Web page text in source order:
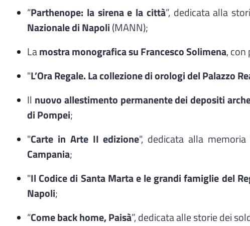
“Parthenope: la sirena e la città”, dedicata alla
Nazionale di Napoli (MANN);
Lamostra monografica su Francesco Solimena, con
"L’Ora Regale. La collezione di orologi del Palazzo
Il nuovo allestimento permanente dei depositi
di Pompei;
"Carte in Arte II edizione", dedicata alla
Campania;
"Il Codice di Santa Marta e le grandi famiglie del
Napoli;
“Come back home, Paisà”, dedicata alle storie dei